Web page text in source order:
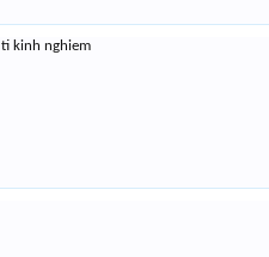
kinh nghiem